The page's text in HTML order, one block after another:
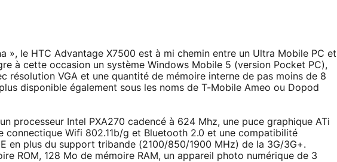
», le HTC Advantage X7500 est à mi chemin entre un Ultra Mobile PC et
à cette occasion un système Windows Mobile 5 (version Pocket PC),
résolution VGA et une quantité de mémoire interne de pas moins de 8
disponible également sous les noms de T-Mobile Ameo ou Dopod
processeur Intel PXA270 cadencé à 624 Mhz, une puce graphique ATi
connectique Wifi 802.11b/g et Bluetooth 2.0 et une compatibilité
en plus du support tribande (2100/850/1900 MHz) de la 3G/3G+.
ROM, 128 Mo de mémoire RAM, un appareil photo numérique de 3